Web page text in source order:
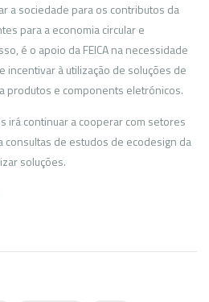
a sociedade para os contributos da
para a economia circular e
é o apoio da FEICA na necessidade
incentivar à utilização de soluções de
produtos e components eletrónicos.
irá continuar a cooperar com setores
de estudos de ecodesign da
soluções.